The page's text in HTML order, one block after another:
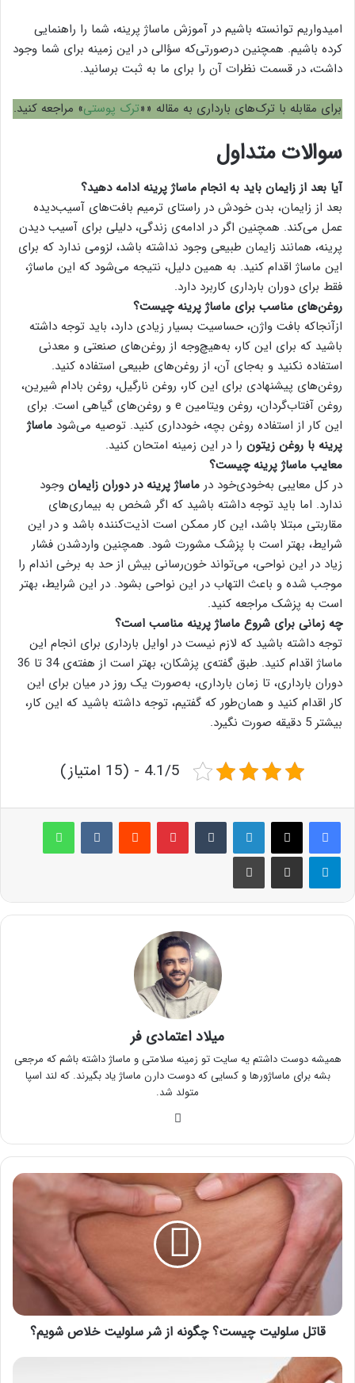
امیدواریم توانسته باشیم در آموزش ماساژ پرینه، شما را راهنمایی
کرده باشیم. همچنین درصورتی‌که سؤالی در این زمینه برای شما وجود
داشت، در قسمت نظر‌ات آن را برای ما به ثبت برسانید.
برای مقابله با ترک‌های بارداری به مقاله ««ترک پوستی» مراجعه کنید.
سوالات متداول
آیا بعد از زایمان باید به انجام ماساژ پرینه ادامه دهید؟
بعد از زایمان، بدن خودش در راستای ترمیم بافت‌های آسیب‌دیده
عمل می‌کند. همچنین اگر در ادامه‌ی زندگی، دلیلی برای آسیب دیدن
پرینه، همانند زایمان طبیعی وجود نداشته باشد، لزومی ندارد که برای
این ماساژ اقدام کنید. به همین دلیل، نتیجه می‌شود که این ماساژ،
فقط برای دوران بارداری کاربرد دارد.
روغن‌های مناسب برای ماساژ پرینه چیست؟
ازآنجاکه بافت واژن، حساسیت بسیار زیادی دارد، باید توجه داشته
باشید که برای این کار، به‌هیچ‌وجه از روغن‌های صنعتی و معدنی
استفاده نکنید و به‌جای آن، از روغن‌های طبیعی استفاده کنید.
روغن‌های پیشنهادی برای این کار، روغن نارگیل، روغن بادام شیرین،
روغن آفتاب‌گردان، روغن ویتامین e و روغن‌های گیاهی است. برای
این کار از استفاده روغن‌ بچه، خودداری کنید. توصیه می‌شود ماساژ
پرینه با روغن زیتون را در این زمینه امتحان کنید.
معایب ماساژ پرینه چیست؟
در کل معایبی به‌خودی‌خود در ماساژ پرینه در دوران زایمان وجود
ندارد. اما باید توجه داشته باشید که اگر شخص به بیماری‌های
مقاربتی مبتلا باشد، این کار ممکن است اذیت‌کننده باشد و در این
شرایط، بهتر است با پزشک مشورت شود. همچنین واردشدن فشار
زیاد در این نواحی، می‌تواند خون‌رسانی بیش از حد به برخی اندام را
موجب شده و باعث التهاب در این نواحی بشود. در این شرایط، بهتر
است به پزشک مراجعه کنید.
چه زمانی برای شروع ماساژ پرینه مناسب است؟
توجه داشته باشید که لازم نیست در اوایل بارداری برای انجام این
ماساژ اقدام کنید. طبق گفته‌ی پزشکان، بهتر است از هفته‌ی 34 تا 36
دوران بارداری، تا زمان بارداری، به‌صورت یک روز در میان برای این
کار اقدام کنید و همان‌طور که گفتیم، توجه داشته باشید که این کار،
بیشتر 5 دقیقه صورت نگیرد.
4.1/5 - (15 امتیاز)
لینکدین ‫تامبلر پینترست‫رددیت ‫VKontakteواتس آپ
تلگرام اشتراک گذاری از طریق ایمیل چاپ
میلاد اعتمادی فر
همیشه دوست داشتم یه سایت تو زمینه سلامتی و ماساژ داشته باشم که مرجعی
بشه برای ماساژورها و کسایی که دوست دارن ماساژ یاد بگیرند. که لند اسپا
متولد شد.
قاتل
سلولیت
چیست؟
چگونه
از
شر
سلولیت
شویم؟
قاتل سلولیت چیست؟ چگونه از شر سلولیت خلاص شویم؟
برای